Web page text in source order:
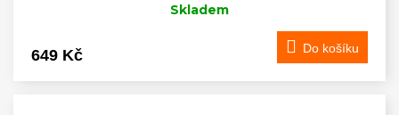
Skladem
649 Kč Do košíku